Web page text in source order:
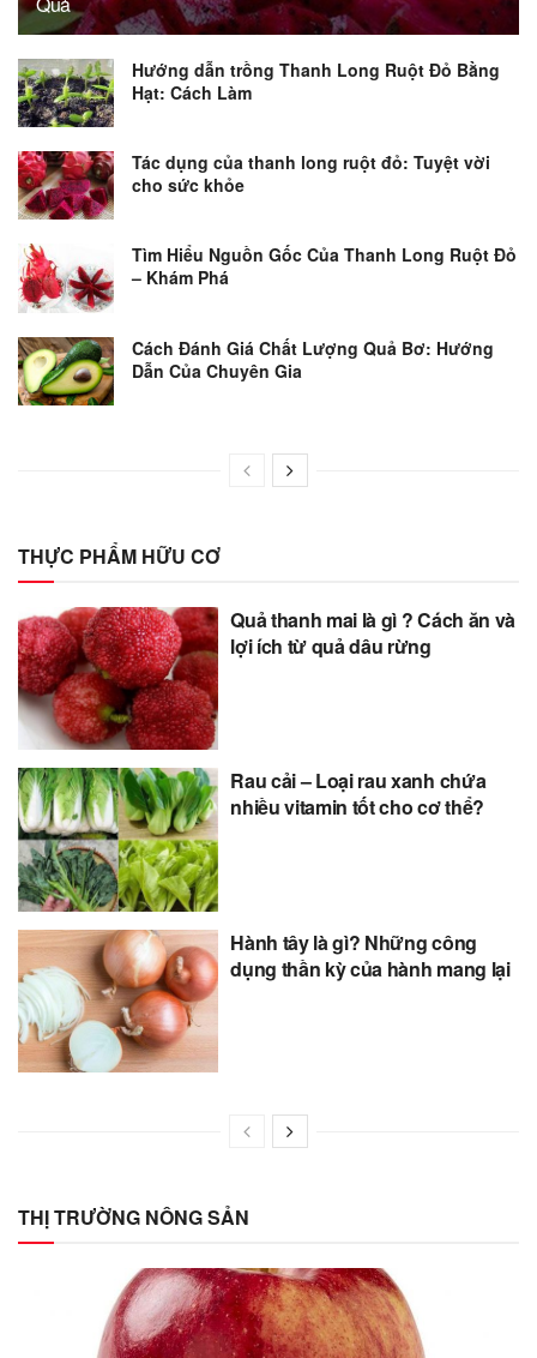
Hướng dẫn trồng Thanh Long Ruột Đỏ Bằng
Hạt: Cách Làm
Tác dụng của thanh long ruột đỏ: Tuyệt vời
cho sức khỏe
Tìm Hiểu Nguồn Gốc Của Thanh Long Ruột Đỏ
– Khám Phá
Cách Đánh Giá Chất Lượng Quả Bơ: Hướng
Dẫn Của Chuyên Gia
THỰC PHẨM HỮU CƠ
Quả thanh mai là gì ? Cách ăn và
lợi ích từ quả dâu rừng
Rau cải – Loại rau xanh chứa
nhiều vitamin tốt cho cơ thể?
Hành tây là gì? Những công
dụng thần kỳ của hành mang lại
THỊ TRƯỜNG NÔNG SẢN